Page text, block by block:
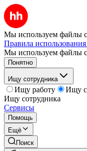
Мы используем файлы
Правила
Мы используем файлы
Понятно
Ищу сотрудника
Ищу работу
Ищу
Ищу сотрудника
Сервисы
Помощь
Ещё
Поиск